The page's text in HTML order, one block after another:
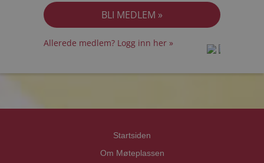
Allerede medlem? Logg inn her »
Startsiden
Om Møteplassen